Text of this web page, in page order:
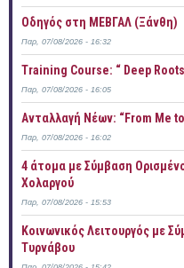
Οδηγός στη ΜΕΒΓΑΛ (Ξάνθη)
Παρ, 07/08/2026 - 16:32
Training Course: “ Deep
Παρ, 07/08/2026 - 16:05
Ανταλλαγή Νέων: “From Me
Παρ, 07/08/2026 - 16:02
4 άτομα με Σύμβαση
Χολαργού
Παρ, 07/08/2026 - 15:53
Κοινωνικός Λειτουργός με
Τυρνάβου